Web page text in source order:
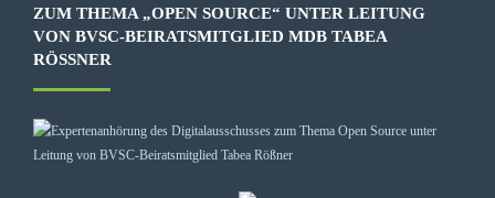
ZUM THEMA „OPEN SOURCE“ UNTER LEITUNG
VON BVSC-BEIRATSMITGLIED MDB TABEA
RÖSSNER